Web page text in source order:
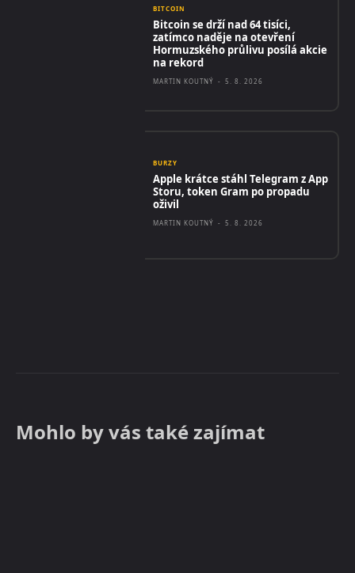
BITCOIN
Bitcoin se drží nad 64 tisíci,
zatímco naděje na otevření
Hormuzského průlivu posílá akcie
na rekord
MARTIN KOUTNÝ - 5. 8. 2026
BURZY
Apple krátce stáhl Telegram z App
Storu, token Gram po propadu
oživil
MARTIN KOUTNÝ - 5. 8. 2026
Mohlo by vás také zajímat